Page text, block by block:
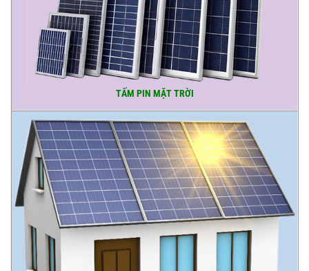
TẤM PIN MẶT TRỜI